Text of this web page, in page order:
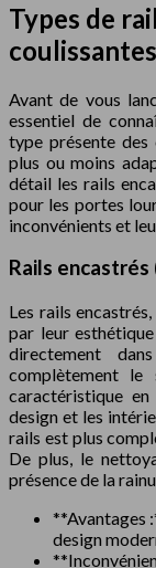
Types de
Avant de vous
essentiel de
type présente des
plus ou moins
détail les rails
pour les portes
inconvénients et
Rails
Les rails
par leur
directement
complètement
caractéristique
design et les
rails est plus
De plus, le
présence de la
**Avantages
design